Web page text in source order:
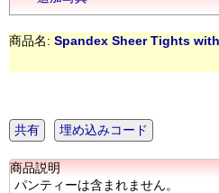
商品名: Spandex Sheer Tights
共有 埋め込みコード
商品説明
パンティーは含まれません。